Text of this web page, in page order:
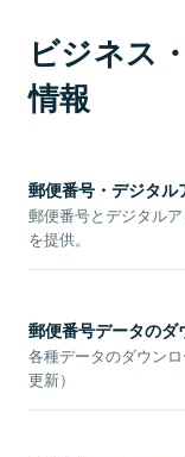
ビジネス
情報
郵便番号・デジタル
郵便番号とデジタル
を提供。
郵便番号データのダ
各種データのダウン
更新）